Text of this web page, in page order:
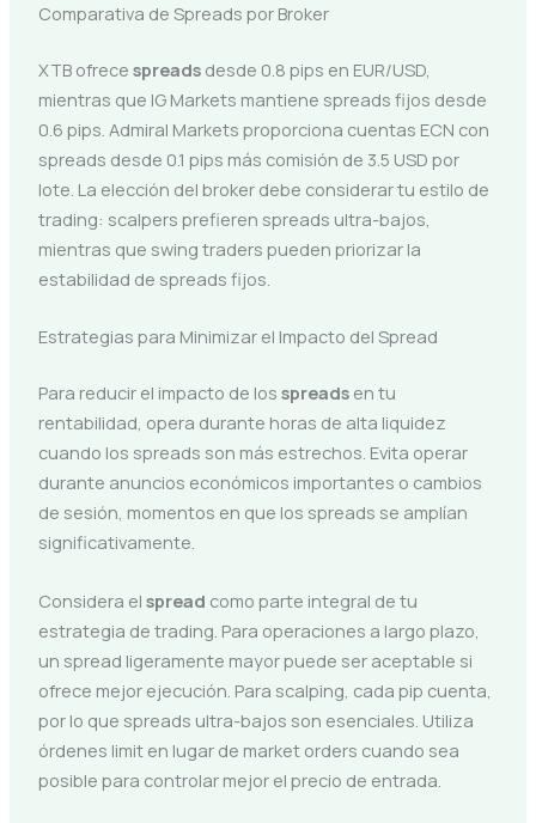
Comparativa de Spreads por Broker
XTB ofrece spreadsdesde 0.8 pips en EUR/USD,
mientras que IG Markets mantiene spreads fijos desde
0.6 pips. Admiral Markets proporciona cuentas ECN con
spreads desde 0.1 pips más comisión de 3.5 USD por
lote. La elección del broker debe considerar tu estilo de
trading: scalpers prefieren spreads ultra-bajos,
mientras que swing traders pueden priorizar la
estabilidad de spreads fijos.
Estrategias para Minimizar el Impacto del Spread
Para reducir el impacto de los spreadsen tu
rentabilidad, opera durante horas de alta liquidez
cuando los spreads son más estrechos. Evita operar
durante anuncios económicos importantes o cambios
de sesión, momentos en que los spreads se amplían
significativamente.
Considera el spread como parte integral de tu
estrategia de trading. Para operaciones a largo plazo,
un spread ligeramente mayor puede ser aceptable si
ofrece mejor ejecución. Para scalping, cada pip cuenta,
por lo que spreads ultra-bajos son esenciales. Utiliza
órdenes limit en lugar de market orders cuando sea
posible para controlar mejor el precio de entrada.